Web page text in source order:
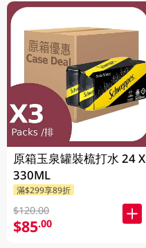
原箱玉泉罐裝梳打水 24 X
330ML
滿$299享89折
$120.00
$85.00